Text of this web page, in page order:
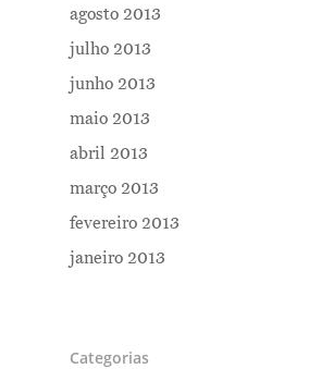
agosto 2013
julho 2013
junho 2013
maio 2013
abril 2013
março 2013
fevereiro 2013
janeiro 2013
Categorias